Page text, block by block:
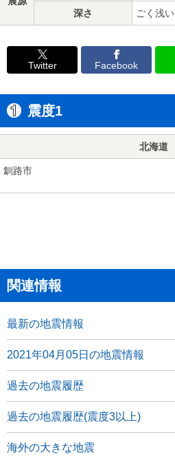
深さ ごく浅い
Twitter Facebook
震度1
北海道
釧路市
関連情報
最新の地震情報
2021年04月05日の地震情報
過去の地震履歴
過去の地震履歴(震度3以上)
海外の大きな地震